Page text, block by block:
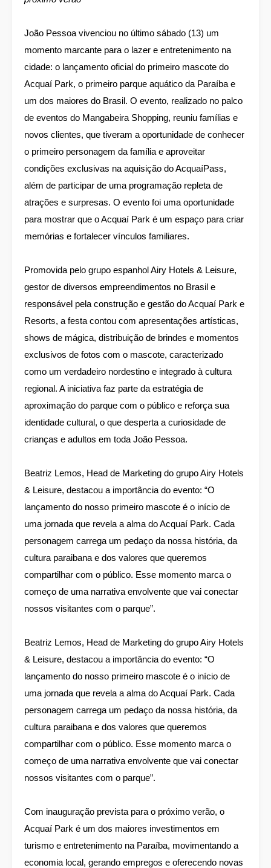
João Pessoa vivenciou no último sábado (13) um
momento marcante para o lazer e entretenimento na
cidade: o lançamento oficial do primeiro mascote do
Acquaí Park, o primeiro parque aquático da Paraíba e
um dos maiores do Brasil. O evento, realizado no palco
de eventos do Mangabeira Shopping, reuniu famílias e
novos clientes, que tiveram a oportunidade de conhecer
o primeiro personagem da família e aproveitar
condições exclusivas na aquisição do AcquaíPass,
além de participar de uma programação repleta de
atrações e surpresas. O evento foi uma oportunidade
para mostrar que o Acquaí Park é um espaço para criar
memórias e fortalecer vínculos familiares.
Promovida pelo grupo espanhol Airy Hotels & Leisure,
gestor de diversos empreendimentos no Brasil e
responsável pela construção e gestão do Acquaí Park e
Resorts, a festa contou com apresentações artísticas,
shows de mágica, distribuição de brindes e momentos
exclusivos de fotos com o mascote, caracterizado
como um verdadeiro nordestino e integrado à cultura
regional. A iniciativa faz parte da estratégia de
aproximação do parque com o público e reforça sua
identidade cultural, o que desperta a curiosidade de
crianças e adultos em toda João Pessoa.
Beatriz Lemos, Head de Marketing do grupo Airy Hotels
& Leisure, destacou a importância do evento: “O
lançamento do nosso primeiro mascote é o início de
uma jornada que revela a alma do Acquaí Park. Cada
personagem carrega um pedaço da nossa história, da
cultura paraibana e dos valores que queremos
compartilhar com o público. Esse momento marca o
começo de uma narrativa envolvente que vai conectar
nossos visitantes com o parque”.
Beatriz Lemos, Head de Marketing do grupo Airy Hotels
& Leisure, destacou a importância do evento: “O
lançamento do nosso primeiro mascote é o início de
uma jornada que revela a alma do Acquaí Park. Cada
personagem carrega um pedaço da nossa história, da
cultura paraibana e dos valores que queremos
compartilhar com o público. Esse momento marca o
começo de uma narrativa envolvente que vai conectar
nossos visitantes com o parque”.
Com inauguração prevista para o próximo verão, o
Acquaí Park é um dos maiores investimentos em
turismo e entretenimento na Paraíba, movimentando a
economia local, gerando empregos e oferecendo novas